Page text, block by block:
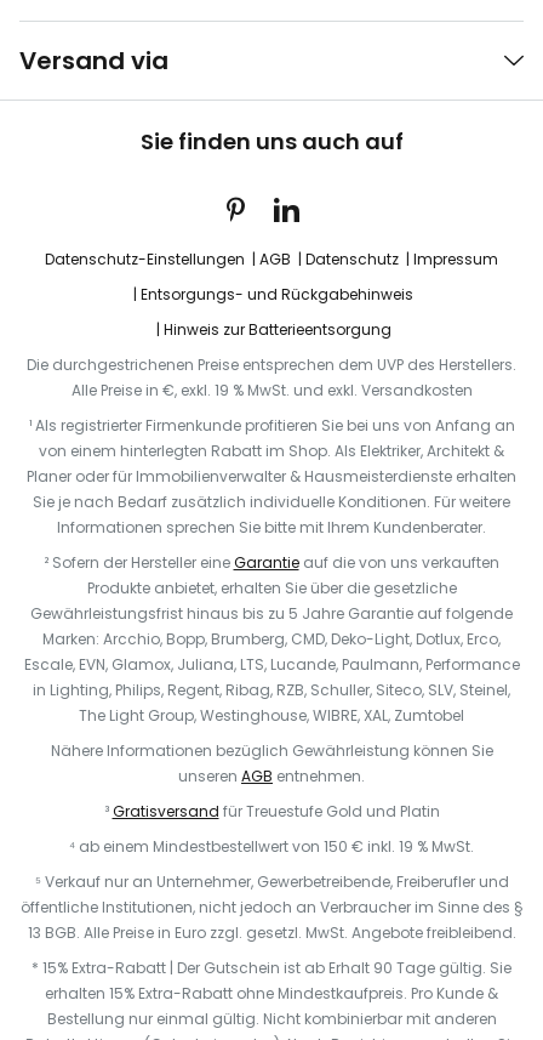
Versand via
Sie finden uns auch auf
Datenschutz-Einstellungen AGB Datenschutz
Impressum
Entsorgungs- und Rückgabehinweis
Hinweis zur Batterieentsorgung
Die durchgestrichenen Preise entsprechen dem UVP des Herstellers.
Alle Preise in €, exkl. 19 % MwSt. und exkl. Versandkosten
¹ Als registrierter Firmenkunde profitieren Sie bei uns von Anfang an
von einem hinterlegten Rabatt im Shop. Als Elektriker, Architekt &
Planer oder für Immobilienverwalter & Hausmeisterdienste erhalten
Sie je nach Bedarf zusätzlich individuelle Konditionen. Für weitere
Informationen sprechen Sie bitte mit Ihrem Kundenberater.
² Sofern der Hersteller eineGarantieauf die von uns verkauften
Produkte anbietet, erhalten Sie über die gesetzliche
Gewährleistungsfrist hinaus bis zu 5 Jahre Garantie auf folgende
Marken: Arcchio, Bopp, Brumberg, CMD, Deko-Light, Dotlux, Erco,
Escale, EVN, Glamox, Juliana, LTS, Lucande, Paulmann, Performance
in Lighting, Philips, Regent, Ribag, RZB, Schuller, Siteco, SLV, Steinel,
The Light Group, Westinghouse, WIBRE, XAL, Zumtobel
Nähere Informationen bezüglich Gewährleistung können Sie
unseren AGB entnehmen.
³Gratisversand für Treuestufe Gold und Platin
⁴ ab einem Mindestbestellwert von 150 € inkl. 19 % MwSt.
⁵ Verkauf nur an Unternehmer, Gewerbetreibende, Freiberufler und
öffentliche Institutionen, nicht jedoch an Verbraucher im Sinne des §
13 BGB. Alle Preise in Euro zzgl. gesetzl. MwSt. Angebote freibleibend.
* 15% Extra-Rabatt | Der Gutschein ist ab Erhalt 90 Tage gültig. Sie
erhalten 15% Extra-Rabatt ohne Mindestkaufpreis. Pro Kunde &
Bestellung nur einmal gültig. Nicht kombinierbar mit anderen